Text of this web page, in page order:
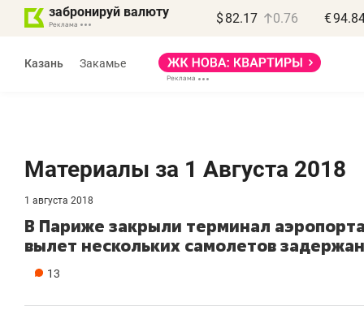
забронируй валюту $ 82.17 0.76 €
Казань Закамье
Материалы за 1 Августа 2018
1 августа 2018
В Париже закрыли терминал
вылет нескольких самолетов задержан
13